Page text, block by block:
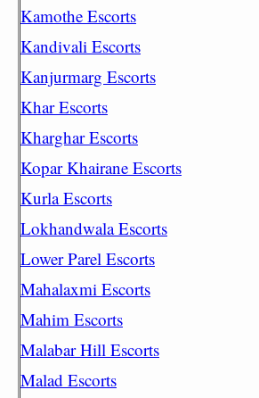
Kamothe Escorts
Kandivali Escorts
Kanjurmarg Escorts
Khar Escorts
Kharghar Escorts
Kopar Khairane Escorts
Kurla Escorts
Lokhandwala Escorts
Lower Parel Escorts
Mahalaxmi Escorts
Mahim Escorts
Malabar Hill Escorts
Malad Escorts